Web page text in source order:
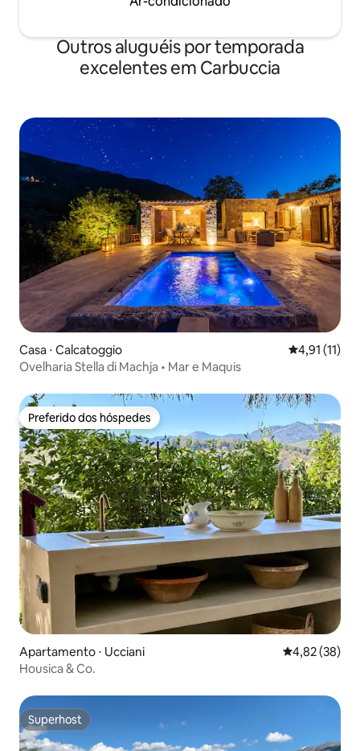
Outros aluguéis por temporada
excelentes em Carbuccia
Casa ⋅ Calcatoggio 4,91 de uma
4,91 (11)
Ovelharia Stella di Machja • Mar e Maquis
Preferido dos hóspedes
Preferido dos hóspedes
Apartamento ⋅ Ucciani 4,82 de uma
4,82 (38)
Housica & Co.
Superhost
Superhost